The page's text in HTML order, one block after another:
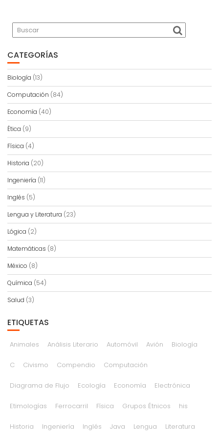
CATEGORÍAS
Biología (13)
Computación (84)
Economía (40)
Ética (9)
Física (4)
Historia (20)
Ingeniería (11)
Inglés (5)
Lengua y Literatura (23)
Lógica (2)
Matemáticas (8)
México (8)
Química (54)
Salud (3)
ETIQUETAS
Animales Análisis Literario Automóvil Avión Biología
C Civismo Compendio Computación
Diagrama de Flujo Ecología Economía Electrónica
Etimologías Ferrocarril Física Grupos Étnicos his
Historia Ingeniería Inglés Java Lengua Literatura